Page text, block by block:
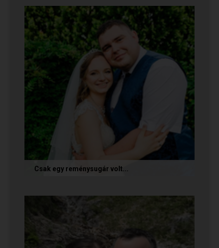
nekünk, akik a Randivonal oldalán találták meg
egymást. Sok boldogságot...
Csak egy reménysugár volt...
Sok boldogságot kívánunk...